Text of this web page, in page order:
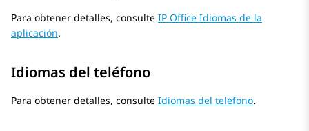
Para obtener detalles, consulte IP Office Idiomas de la
aplicación.
Idiomas del teléfono
Para obtener detalles, consulte Idiomas del teléfono.